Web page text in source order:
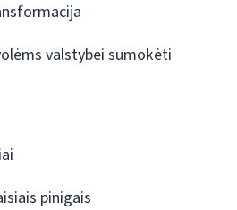
valstybei sumokėti
pinigais